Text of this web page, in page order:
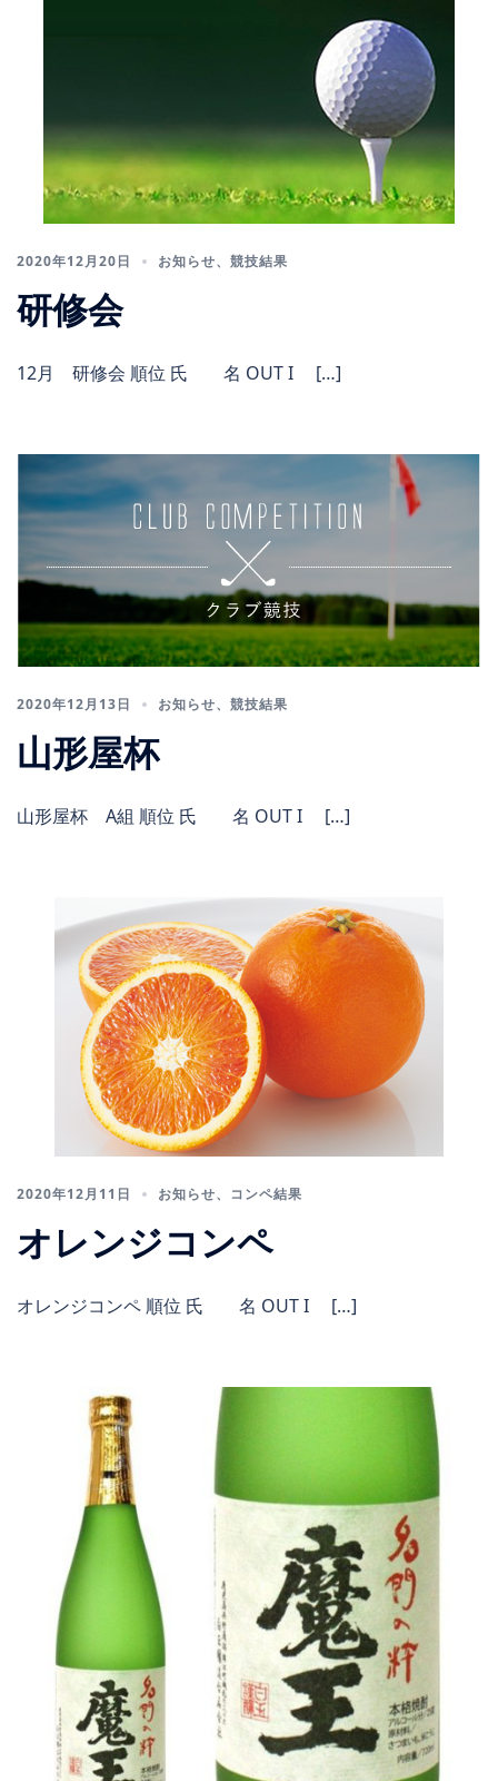
2020年12月20日 お知らせ、 競技結果
研修会
12月 研修会 順位 氏 名 OUT I […]
2020年12月13日 お知らせ、 競技結果
山形屋杯
山形屋杯 A組 順位 氏 名 OUT I […]
2020年12月11日 お知らせ、 コンペ結果
オレンジコンペ
オレンジコンペ 順位 氏 名 OUT I […]